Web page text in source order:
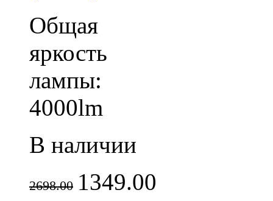
Общая
яркость
лампы:
4000lm
В наличии
2698.00 1349.00